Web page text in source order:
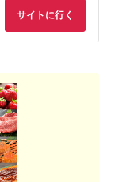
サイトに行く